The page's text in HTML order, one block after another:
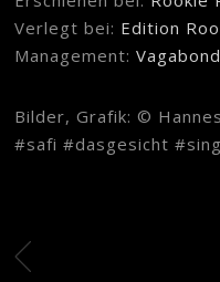
Verlegt bei: Edition
Management:
Bilder, Grafik: ©
#safi #dasgesicht